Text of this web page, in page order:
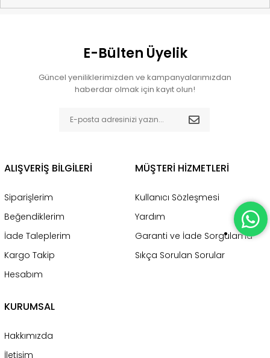
E-Bülten Üyelik
Güncel yeniliklerimizden ve kampanyalarımızdan
haberdar olmak için kayıt olun!
ALIŞVERİŞ BİLGİLERİ
Siparişlerim
Beğendiklerim
İade Taleplerim
Kargo Takip
Hesabım
MÜŞTERİ HİZMETLERİ
Kullanıcı Sözleşmesi
Yardım
Garanti ve İade Sorgulama
Sıkça Sorulan Sorular
KURUMSAL
Hakkımızda
İletişim